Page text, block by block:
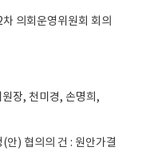
의회운영위원회 회의
장, 천미경, 손명희,
안) 협의의 건 : 원안가결